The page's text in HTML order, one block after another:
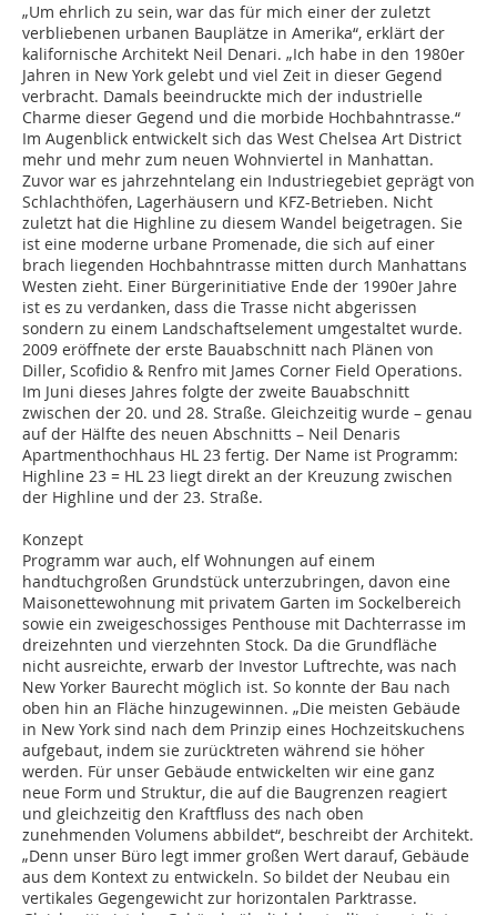
„Um ehrlich zu sein, war das für mich einer der zuletzt
verbliebenen urbanen Bauplätze in Amerika“, erklärt der
kalifornische Architekt Neil Denari. „Ich habe in den 1980er
Jahren in New York gelebt und viel Zeit in dieser Gegend
verbracht. Damals beeindruckte mich der industrielle
Charme dieser Gegend und die morbide Hochbahntrasse.“
Im Augenblick entwickelt sich das West Chelsea Art District
mehr und mehr zum neuen Wohnviertel in Manhattan.
Zuvor war es jahrzehntelang ein Industriegebiet geprägt von
Schlachthöfen, Lagerhäusern und KFZ-Betrieben. Nicht
zuletzt hat die Highline zu diesem Wandel beigetragen. Sie
ist eine moderne urbane Promenade, die sich auf einer
brach liegenden Hochbahntrasse mitten durch Manhattans
Westen zieht. Einer Bürgerinitiative Ende der 1990er Jahre
ist es zu verdanken, dass die Trasse nicht abgerissen
sondern zu einem Landschaftselement umgestaltet wurde.
2009 eröffnete der erste Bauabschnitt nach Plänen von
Diller, Scofidio & Renfro mit James Corner Field Operations.
Im Juni dieses Jahres folgte der zweite Bauabschnitt
zwischen der 20. und 28. Straße. Gleichzeitig wurde – genau
auf der Hälfte des neuen Abschnitts – Neil Denaris
Apartmenthochhaus HL 23 fertig. Der Name ist Programm:
Highline 23 = HL 23 liegt direkt an der Kreuzung zwischen
der Highline und der 23. Straße.
Konzept
Programm war auch, elf Wohnungen auf einem
handtuchgroßen Grundstück unterzubringen, davon eine
Maisonettewohnung mit privatem Garten im Sockelbereich
sowie ein zweigeschossiges Penthouse mit Dachterrasse im
dreizehnten und vierzehnten Stock. Da die Grundfläche
nicht ausreichte, erwarb der Investor Luftrechte, was nach
New Yorker Baurecht möglich ist. So konnte der Bau nach
oben hin an Fläche hinzugewinnen. „Die meisten Gebäude
in New York sind nach dem Prinzip eines Hochzeitskuchens
aufgebaut, indem sie zurücktreten während sie höher
werden. Für unser Gebäude entwickelten wir eine ganz
neue Form und Struktur, die auf die Baugrenzen reagiert
und gleichzeitig den Kraftfluss des nach oben
zunehmenden Volumens abbildet“, beschreibt der Architekt.
„Denn unser Büro legt immer großen Wert darauf, Gebäude
aus dem Kontext zu entwickeln. So bildet der Neubau ein
vertikales Gegengewicht zur horizontalen Parktrasse.